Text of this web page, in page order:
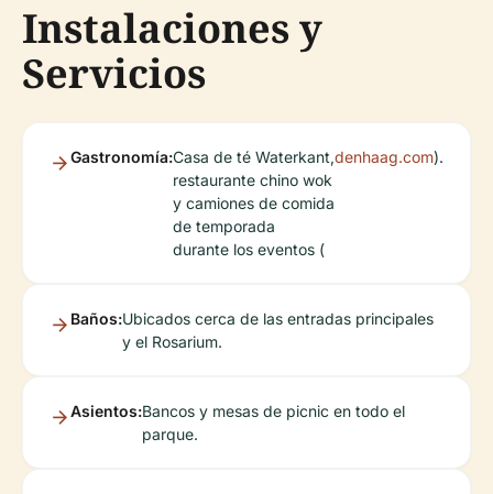
Instalaciones y
Servicios
Gastronomía:Casa de té Waterkant,
restaurante chino wok
y camiones de comida
de temporada
durante los eventos (
denhaag.com).
Baños:Ubicados cerca de las entradas principales
y el Rosarium.
Asientos:Bancos y mesas de picnic en todo el
parque.